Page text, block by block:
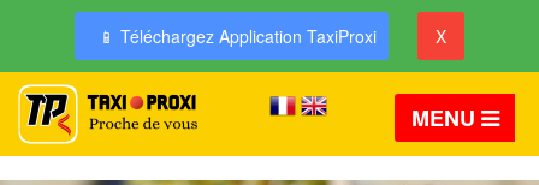
📱 Téléchargez Application TaxiProxi X
MENU